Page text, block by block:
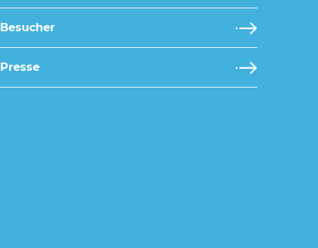
Besucher
Presse